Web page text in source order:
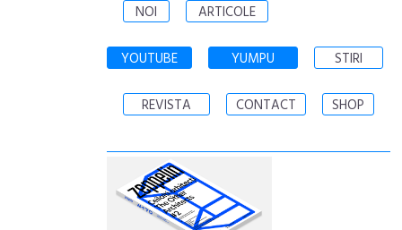
NOI ARTICOLE
YOUTUBE YUMPU STIRI
REVISTA CONTACT SHOP